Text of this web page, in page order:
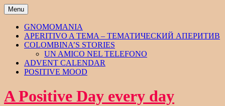
Skip
to
content
Menu
GNOMOMANIA
APERITIVO A TEMA – ТЕМАТИЧЕСКИЙ АПЕРИТИВ
COLOMBINA’S STORIES
UN AMICO NEL TELEFONO
ADVENT CALENDAR
POSITIVE MOOD
A Positive Day every day